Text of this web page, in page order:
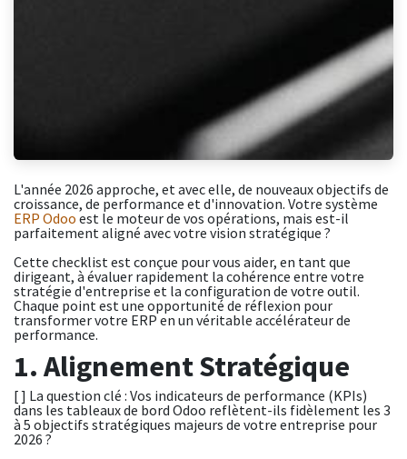
L'année 2026 approche, et avec elle, de nouveaux objectifs de
croissance, de performance et d'innovation. Votre système
ERP Odoo est le moteur de vos opérations, mais est-il
parfaitement aligné avec votre vision stratégique ?
Cette checklist est conçue pour vous aider, en tant que
dirigeant, à évaluer rapidement la cohérence entre votre
stratégie d'entreprise et la configuration de votre outil.
Chaque point est une opportunité de réflexion pour
transformer votre ERP en un véritable accélérateur de
performance.
1. Alignement Stratégique
[ ] La question clé : Vos indicateurs de performance (KPIs)
dans les tableaux de bord Odoo reflètent-ils fidèlement les 3
à 5 objectifs stratégiques majeurs de votre entreprise pour
2026 ?